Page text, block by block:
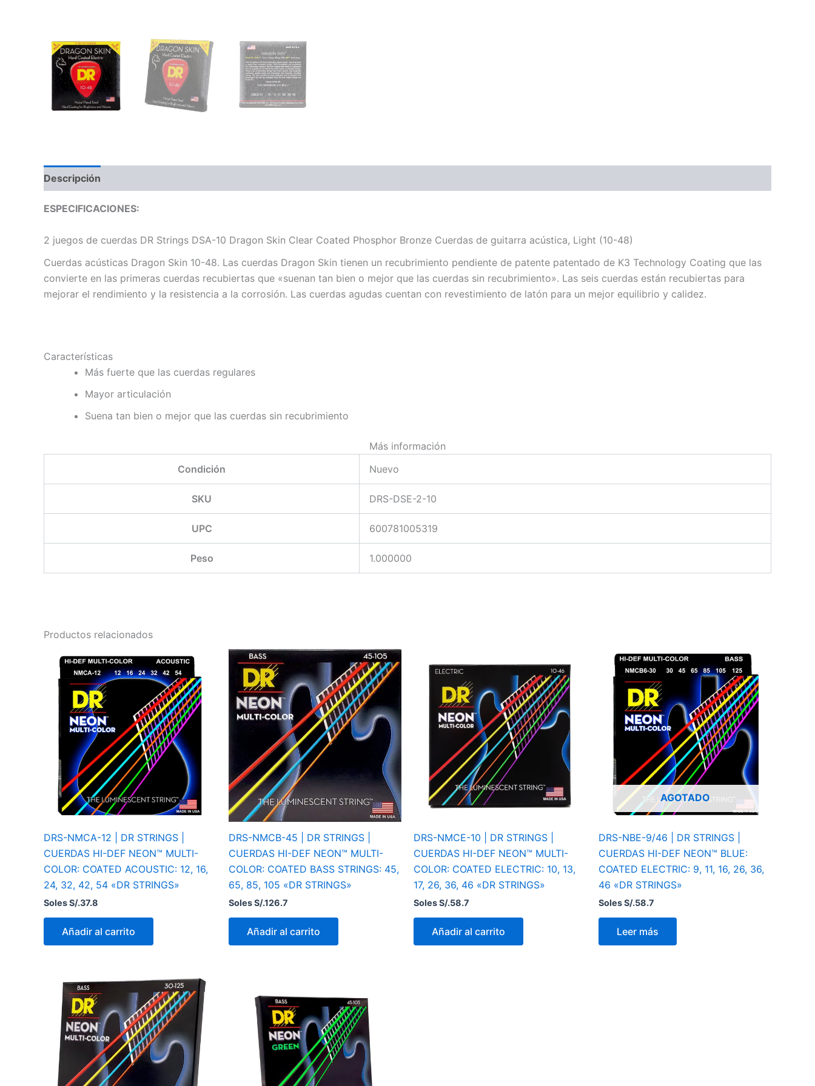
Descripción
ESPECIFICACIONES:
2 juegos de cuerdas DR Strings DSA-10 Dragon Skin Clear Coated Phosphor Bronze Cuerdas de guitarra acústica, Light (10-48)
Cuerdas acústicas Dragon Skin 10-48. Las cuerdas Dragon Skin tienen un recubrimiento pendiente de patente patentado de K3 Technology Coating que las
convierte en las primeras cuerdas recubiertas que «suenan tan bien o mejor que las cuerdas sin recubrimiento». Las seis cuerdas están recubiertas para
mejorar el rendimiento y la resistencia a la corrosión. Las cuerdas agudas cuentan con revestimiento de latón para un mejor equilibrio y calidez.
Características
Más fuerte que las cuerdas regulares
Mayor articulación
Suena tan bien o mejor que las cuerdas sin recubrimiento
Más información
Condición
Nuevo
SKU DRS-DSE-2-10
UPC 600781005319
Peso 1.000000
Productos relacionados
DRS-NMCA-12 | DR STRINGS |
CUERDAS HI-DEF NEON™ MULTI-
COLOR: COATED ACOUSTIC: 12, 16,
24, 32, 42, 54 «DR STRINGS»
Soles S/.37.8
Añadir al carrito
DRS-NMCB-45 | DR STRINGS |
CUERDAS HI-DEF NEON™ MULTI-
COLOR: COATED BASS STRINGS: 45,
65, 85, 105 «DR STRINGS»
Soles S/.126.7
Añadir al carrito
DRS-NMCE-10 | DR STRINGS |
CUERDAS HI-DEF NEON™ MULTI-
COLOR: COATED ELECTRIC: 10, 13,
17, 26, 36, 46 «DR STRINGS»
Soles S/.58.7
Añadir al carrito
AGOTADO
DRS-NBE-9/46 | DR STRINGS |
CUERDAS HI-DEF NEON™ BLUE:
COATED ELECTRIC: 9, 11, 16, 26, 36,
46 «DR STRINGS»
Soles S/.58.7
Leer más